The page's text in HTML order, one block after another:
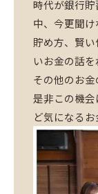
時代が銀行
中、今更聞
貯め方、賢
いお金の話
その他のお金
是非この機
ど気になる